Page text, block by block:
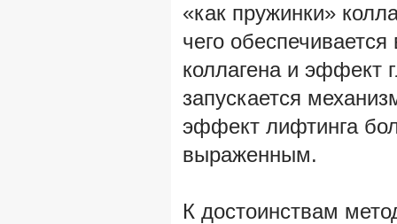
«как пружинки»
чего
коллагена и эффект
запускается
эффект лифтинга
выраженным.
К достоинствам